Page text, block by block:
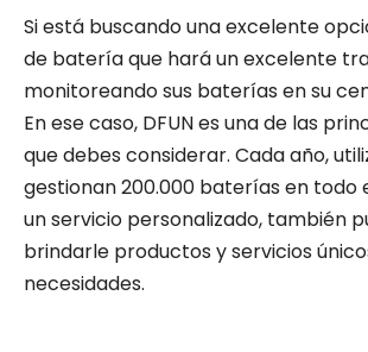
Si está buscando una excelente
de batería que hará un excelente
monitoreando sus baterías en su
En ese caso, DFUN es una de las
que debes considerar. Cada año,
gestionan 200.000 baterías en todo
un servicio personalizado, también
brindarle productos y servicios
necesidades.